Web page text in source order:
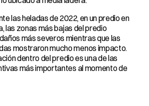
las heladas de 2022, en un predio en
las zonas más bajas del predio
más severos mientras que las
mostraron mucho menos impacto.
dentro del predio es una de las
más importantes al momento de